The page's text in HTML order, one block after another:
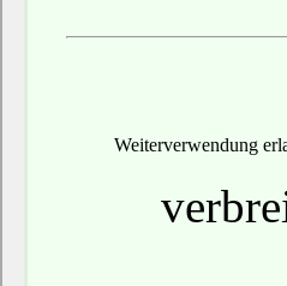
Weiterverwendung